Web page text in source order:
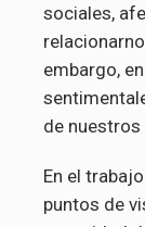
sociales,
embargo,
de
En el
puntos de